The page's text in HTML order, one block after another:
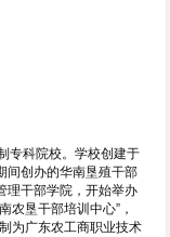
专科院校。学校创建于
间创办的华南垦殖干部
理干部学院，开始举办
农垦干部培训中心”，
为广东农工商职业技术